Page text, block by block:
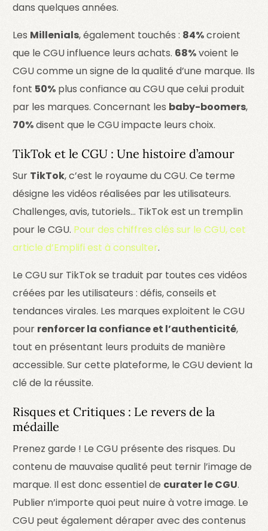
dans quelques années.
Les Millenials, également touchés : 84%croient
que le CGU influence leurs achats. 68%voient le
CGU comme un signe de la qualité d’une marque. Ils
font 50% plus confiance au CGU que celui produit
par les marques. Concernant les baby-boomers,
70%disent que le CGU impacte leurs choix.
TikTok et le CGU : Une histoire d’amour
Sur TikTok, c’est le royaume du CGU. Ce terme
désigne les vidéos réalisées par les utilisateurs.
Challenges, avis, tutoriels… TikTok est un tremplin
pour le CGU. Pour des chiffres clés sur le CGU, cet
article d’Emplifi est à consulter.
Le CGU sur TikTok se traduit par toutes ces vidéos
créées par les utilisateurs : défis, conseils et
tendances virales. Les marques exploitent le CGU
pour renforcer la confiance et l’authenticité,
tout en présentant leurs produits de manière
accessible. Sur cette plateforme, le CGU devient la
clé de la réussite.
Risques et Critiques : Le revers de la
médaille
Prenez garde ! Le CGU présente des risques. Du
contenu de mauvaise qualité peut ternir l’image de
marque. Il est donc essentiel de curater le CGU.
Publier n’importe quoi peut nuire à votre image. Le
CGU peut également déraper avec des contenus